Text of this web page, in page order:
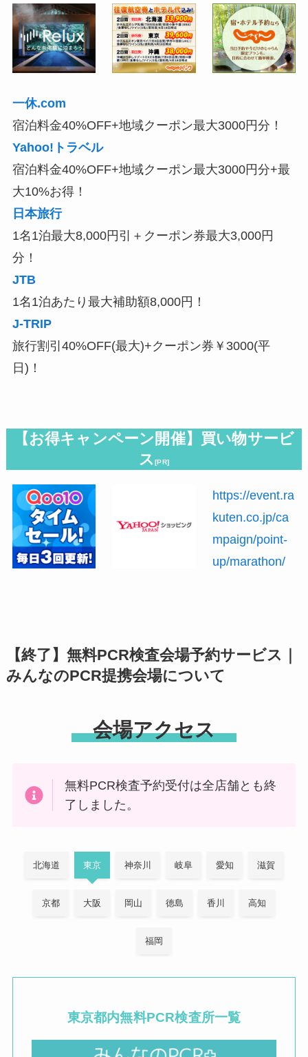
一休.com
宿泊料金40%OFF+地域クーポン最大3000円分！
Yahoo!トラベル
宿泊料金40%OFF+地域クーポン最大3000円分+最
大10%お得！
日本旅行
1名1泊最大8,000円引＋クーポン券最大3,000円
分！
JTB
1名1泊あたり最大補助額8,000円！
J-TRIP
旅行割引40%OFF(最大)+クーポン券￥3000(平
日)！
【お得キャンペーン開催】買い物サービ
ス[PR]
https://event.ra
kuten.co.jp/ca
mpaign/point-
up/marathon/
【終了】無料PCR検査会場予約サービス｜
みんなのPCR提携会場について
会場アクセス
無料PCR検査予約受付は全店舗とも終
了しました。
北海道 東京 神奈川 岐阜 愛知 滋賀
京都 大阪 岡山 徳島 香川 高知
福岡
東京都内無料PCR検査所一覧